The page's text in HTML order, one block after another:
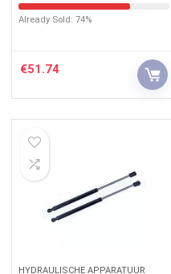
Already Sold: 74%
€51.74
HYDRAULISCHE APPARATUUR